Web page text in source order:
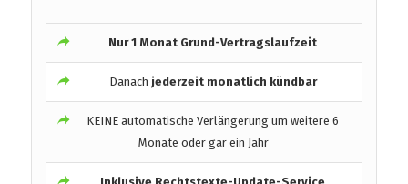
Nur 1 Monat Grund-Vertragslaufzeit
Danach jederzeit monatlich kündbar
KEINE automatische Verlängerung um weitere 6
Monate oder gar ein Jahr